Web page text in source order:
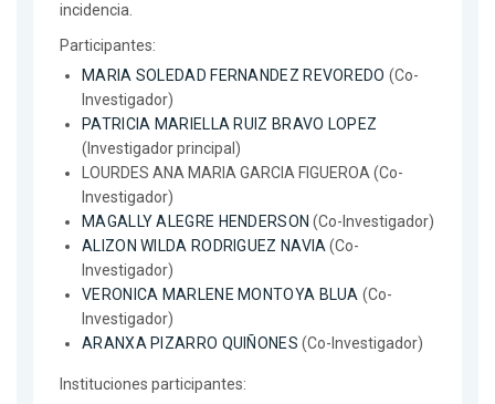
incidencia.
Participantes:
MARIA SOLEDAD FERNANDEZ REVOREDO (Co-
Investigador)
PATRICIA MARIELLA RUIZ BRAVO LOPEZ
(Investigador principal)
LOURDES ANA MARIA GARCIA FIGUEROA (Co-
Investigador)
MAGALLY ALEGRE HENDERSON (Co-Investigador)
ALIZON WILDA RODRIGUEZ NAVIA(Co-
Investigador)
VERONICA MARLENE MONTOYA BLUA (Co-
Investigador)
ARANXA PIZARRO QUIÑONES (Co-Investigador)
Instituciones participantes: